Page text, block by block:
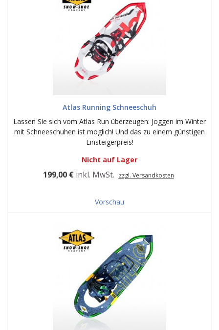
Atlas Running Schneeschuh
Lassen Sie sich vom Atlas Run überzeugen: Joggen im Winter
mit Schneeschuhen ist möglich! Und das zu einem günstigen
Einsteigerpreis!
Nicht auf Lager
199,00 € inkl. MwSt. zzgl. Versandkosten
Vorschau